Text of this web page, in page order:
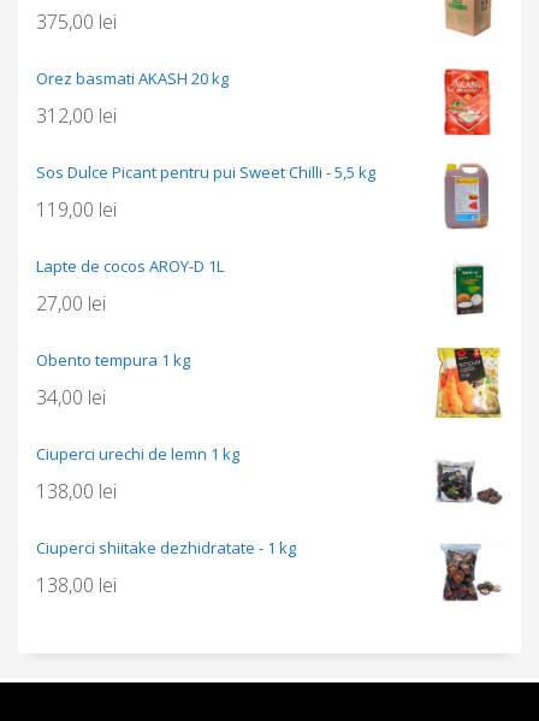
375,00 lei
Orez basmati AKASH 20 kg
312,00 lei
Sos Dulce Picant pentru pui Sweet Chilli - 5,5 kg
119,00 lei
Lapte de cocos AROY-D 1L
27,00 lei
Obento tempura 1 kg
34,00 lei
Ciuperci urechi de lemn 1 kg
138,00 lei
Ciuperci shiitake dezhidratate - 1 kg
138,00 lei